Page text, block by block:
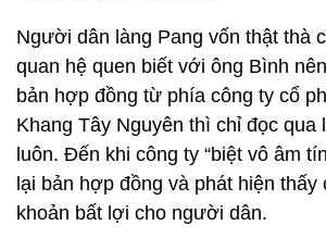
Người dân làng Pang vốn thật thà
quan hệ quen biết với ông Bình
bản hợp đồng từ phía công ty cổ
Khang Tây Nguyên thì chỉ đọc qua
luôn. Đến khi công ty “biệt vô âm
lại bản hợp đồng và phát hiện thấy
khoản bất lợi cho người dân.